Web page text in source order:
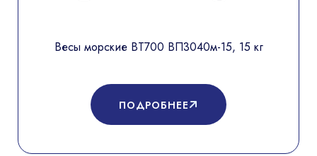
Весы морские ВТ700 ВП3040м-15, 15 кг
ПОДРОБНЕЕ